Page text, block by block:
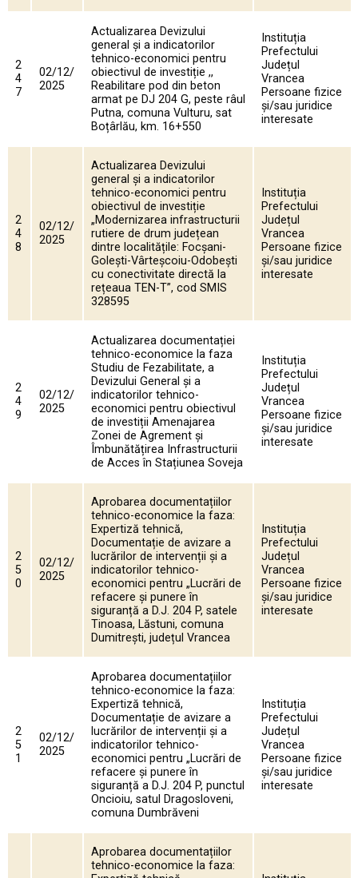
2
4
7
02/12/
2025
Actualizarea Devizului
general și a indicatorilor
tehnico-economici pentru
obiectivul de investiție ,,
Reabilitare pod din beton
armat pe DJ 204 G, peste râul
Putna, comuna Vulturu, sat
Boțârlău, km. 16+550
Instituția
Prefectului
Județul
Vrancea
Persoane fizice
și/sau juridice
interesate
2
4
8
02/12/
2025
Actualizarea Devizului
general și a indicatorilor
tehnico-economici pentru
obiectivul de investiție
„Modernizarea infrastructurii
rutiere de drum județean
dintre localitățile: Focșani-
Golești-Vârteșcoiu-Odobești
cu conectivitate directă la
rețeaua TEN-T”, cod SMIS
328595
Instituția
Prefectului
Județul
Vrancea
Persoane fizice
și/sau juridice
interesate
2
4
9
02/12/
2025
Actualizarea documentației
tehnico-economice la faza
Studiu de Fezabilitate, a
Devizului General și a
indicatorilor tehnico-
economici pentru obiectivul
de investiții Amenajarea
Zonei de Agrement și
Îmbunătățirea Infrastructurii
de Acces în Stațiunea Soveja
Instituția
Prefectului
Județul
Vrancea
Persoane fizice
și/sau juridice
interesate
2
5
0
02/12/
2025
Aprobarea documentațiilor
tehnico-economice la faza:
Expertiză tehnică,
Documentație de avizare a
lucrărilor de intervenții și a
indicatorilor tehnico-
economici pentru „Lucrări de
refacere și punere în
siguranță a D.J. 204 P, satele
Tinoasa, Lăstuni, comuna
Dumitrești, județul Vrancea
Instituția
Prefectului
Județul
Vrancea
Persoane fizice
și/sau juridice
interesate
2
5
1
02/12/
2025
Aprobarea documentațiilor
tehnico-economice la faza:
Expertiză tehnică,
Documentație de avizare a
lucrărilor de intervenții și a
indicatorilor tehnico-
economici pentru „Lucrări de
refacere și punere în
siguranță a D.J. 204 P, punctul
Oncioiu, satul Dragosloveni,
comuna Dumbrăveni
Instituția
Prefectului
Județul
Vrancea
Persoane fizice
și/sau juridice
interesate
Aprobarea documentațiilor
tehnico-economice la faza: